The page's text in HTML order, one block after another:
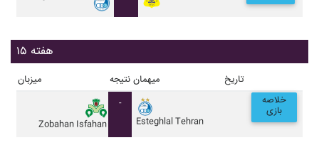
هفته ۱۵
میزبان نتیجه میهمان تاریخ
Zobahan Isfahan
-
Esteghlal Tehran
خلاصه
بازی